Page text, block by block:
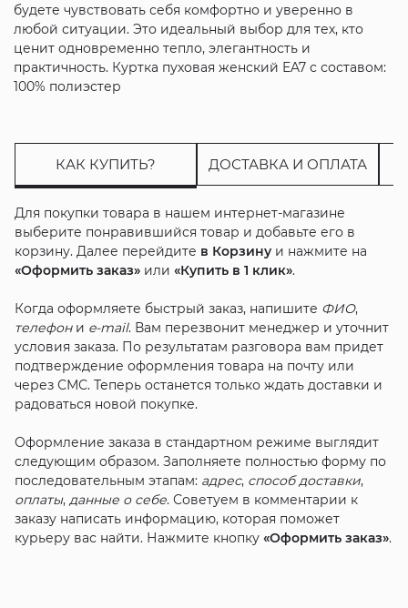
будете чувствовать себя комфортно и уверенно в
любой ситуации. Это идеальный выбор для тех, кто
ценит одновременно тепло, элегантность и
практичность. Куртка пуховая женский EA7 с составом:
100% полиэстер
КАК КУПИТЬ? ДОСТАВКА И ОПЛАТА
Для покупки товара в нашем интернет-магазине
выберите понравившийся товар и добавьте его в
корзину. Далее перейдите в Корзинуи нажмите на
«Оформить заказ»или «Купить в 1 клик».
Когда оформляете быстрый заказ, напишите ФИО,
телефони e-mail. Вам перезвонит менеджер и уточнит
условия заказа. По результатам разговора вам придет
подтверждение оформления товара на почту или
через СМС. Теперь останется только ждать доставки и
радоваться новой покупке.
Оформление заказа в стандартном режиме выглядит
следующим образом. Заполняете полностью форму по
последовательным этапам: адрес, способ доставки,
оплаты, данные о себе. Советуем в комментарии к
заказу написать информацию, которая поможет
курьеру вас найти. Нажмите кнопку «Оформить заказ».